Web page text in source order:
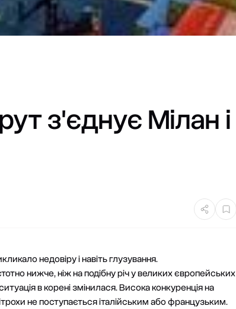
з'єднує Мілан і
недовіру і навіть глузування.
нижче, ніж на подібну річ у великих європейських
в корені змінилася. Висока конкуренція на
не поступається італійським або французьким.